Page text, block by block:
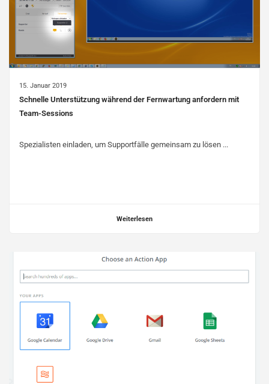
15. Januar 2019
Schnelle Unterstützung während der Fernwartung anfordern mit
Team-Sessions
Spezialisten einladen, um Supportfälle gemeinsam zu lösen ...
Weiterlesen